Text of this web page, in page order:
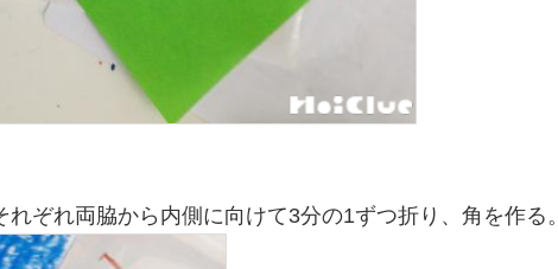
ぞれ両脇から内側に向けて3分の1ずつ折り、角を作る。